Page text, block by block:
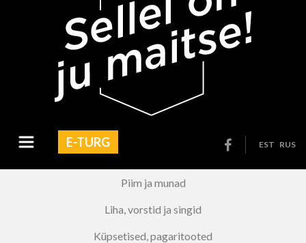
EST RUS
E-TURG
Piim ja munad
Liha, vorstid ja singid
Küpsetised, pagaritooted